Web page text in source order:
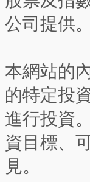
公司提供
本網站的
的特定投
進行投資
資目標、
見。